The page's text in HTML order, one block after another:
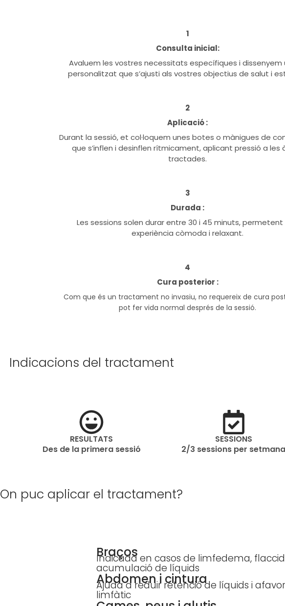
1
Consulta inicial:
Avaluem les vostres necessitats específiques i dissenyem
personalitzat que s’ajusti als vostres objectius de salut i
2
Aplicació :
Durant la sessió, et col·loquem unes botes o mànigues de
que s’inflen i desinflen rítmicament, aplicant pressió a les
tractades.
3
Durada :
Les sessions solen durar entre 30 i 45 minuts, permetent
experiència còmoda i relaxant.
4
Cura posterior :
Com que és un tractament no invasiu, no requereix de cura
pot fer vida normal després de la sessió.
Indicacions del tractament
RESULTATS
Des de la primera sessió
SESSIONS
2/3 sessions per setmana
On puc aplicar el tractament?
Braços
Indicada en casos de limfedema,
acumulació de líquids
Abdomen i cintura
Ajuda a reduir retenció de líquids i
limfàtic